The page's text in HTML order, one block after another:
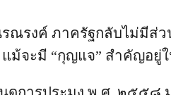
ณรงค์ ภาครัฐกลับไม่มีส่
ม้จะมี “กุญแจ” สำคัญอยู่